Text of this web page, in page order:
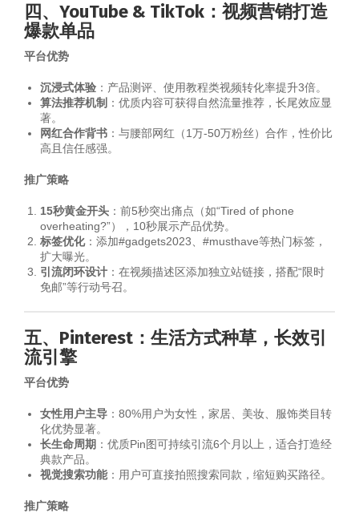
四、YouTube & TikTok：视频营销打造
爆款单品
平台优势
沉浸式体验 ：产品测评、使用教程类视频转化率提升3倍。
算法推荐机制 ：优质内容可获得自然流量推荐，长尾效应显
著。
网红合作背书 ：与腰部网红（1万-50万粉丝）合作，性价比
高且信任感强。
推广策略
15秒黄金开头 ：前5秒突出痛点（如“Tired of phone
overheating?”），10秒展示产品优势。
标签优化：添加#gadgets2023、#musthave等热门标签，
扩大曝光。
引流闭环设计 ：在视频描述区添加独立站链接，搭配“限时
免邮”等行动号召。
五、Pinterest：生活方式种草，长效引
流引擎
平台优势
女性用户主导 ：80%用户为女性，家居、美妆、服饰类目转
化优势显著。
长生命周期 ：优质Pin图可持续引流6个月以上，适合打造经
典款产品。
视觉搜索功能：用户可直接拍照搜索同款，缩短购买路径。
推广策略